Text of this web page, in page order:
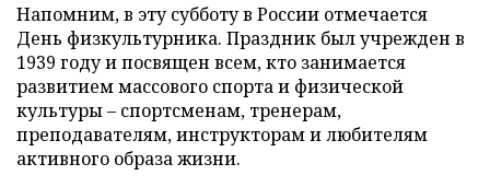
Напомним, в эту субботу в России отмечается
День физкультурника. Праздник был учрежден в
1939 году и посвящен всем, кто занимается
развитием массового спорта и физической
культуры – спортсменам, тренерам,
преподавателям, инструкторам и любителям
активного образа жизни.